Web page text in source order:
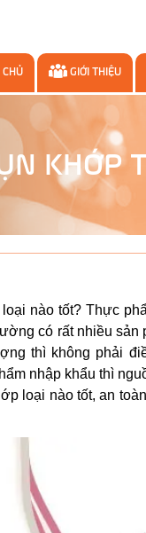
GIỚI THIỆU
KHỚP
nào tốt? Thực
có rất nhiều sản
thì không phải
nhập khẩu thì
loại nào tốt, an